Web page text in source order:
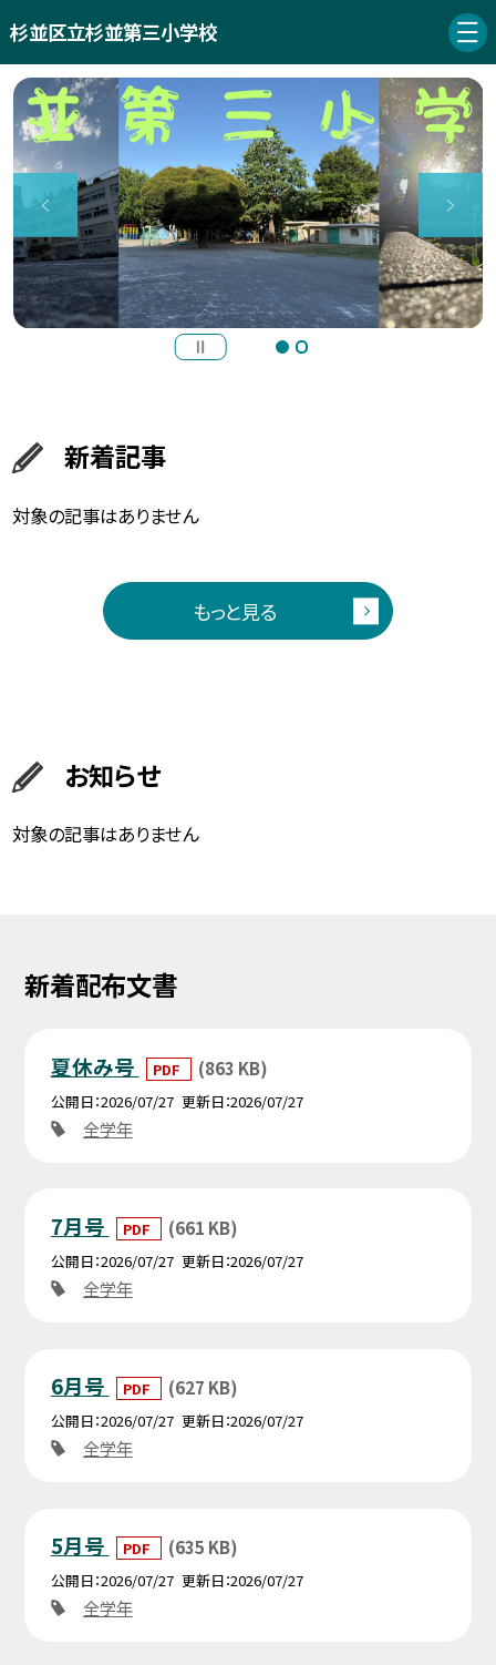
杉並区立杉並第三小学校
新着記事
対象の記事はありません
もっと見る
お知らせ
対象の記事はありません
新着配布文書
夏休み号 PDF (863 KB)
公開日 2026/07/27 更新日 2026/07/27
全学年
7月号 PDF (661 KB)
公開日 2026/07/27 更新日 2026/07/27
全学年
6月号 PDF (627 KB)
公開日 2026/07/27 更新日 2026/07/27
全学年
5月号 PDF (635 KB)
公開日 2026/07/27 更新日 2026/07/27
全学年